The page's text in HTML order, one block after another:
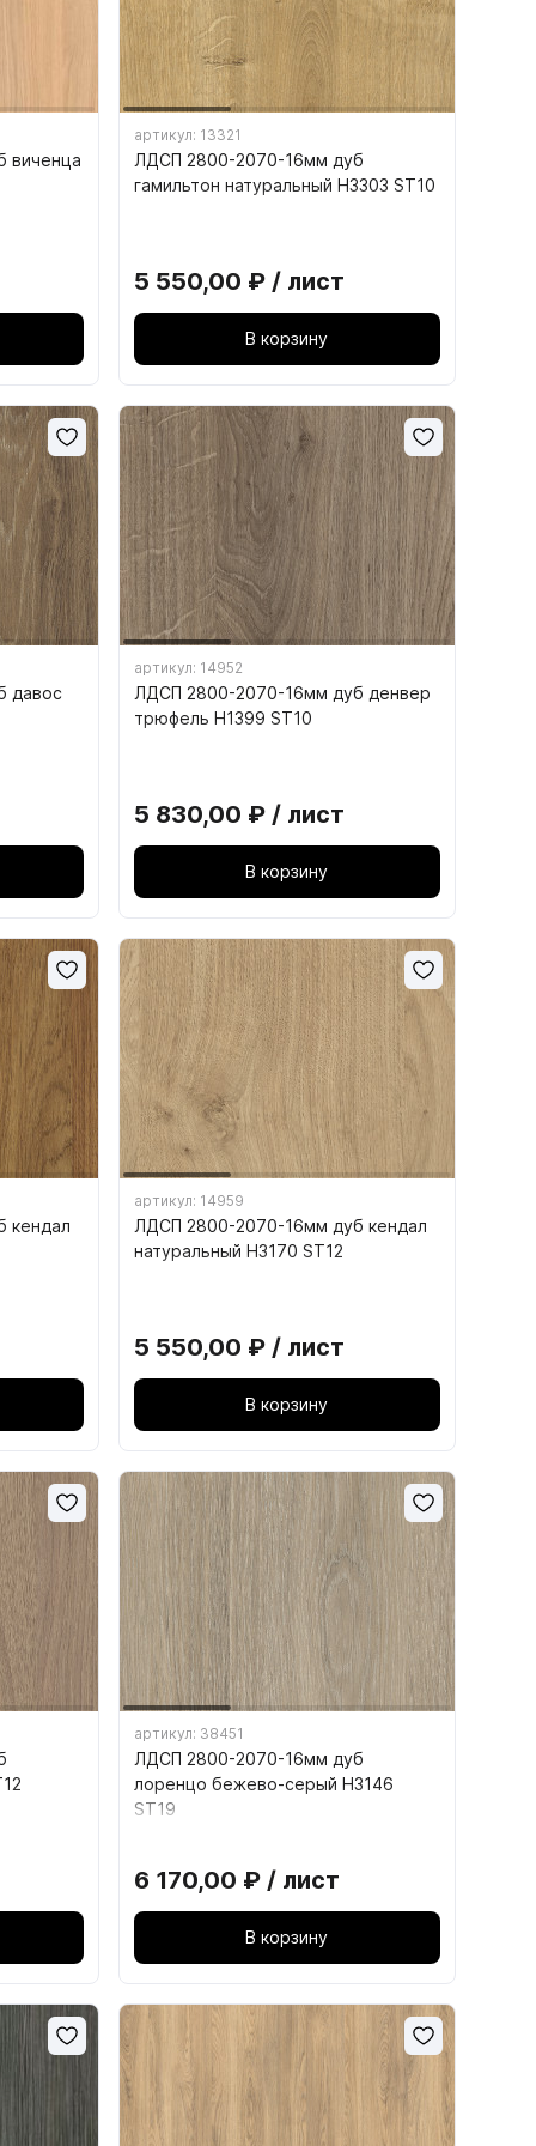
ДСП
Панели AGT
Панели AGT Supramat двусторонние
Панели AGT односторонние
Шлифованная ДВП, ХДФ
9.5. Подъёмные механизмы для
складных створок
9.6. Механизмы параллельного
12. ЗАМКИ МЕБЕЛЬНЫЕ
15.1. Каркасы табуретов
15.2. Каркасы стульев
15.4. Сиденья для стульев
18. КОМПЛЕКТУЮЩИЕ ДЛЯ
ОФИСНОЙ ТЕХНИКИ
18.3. Кабель-канал
Плинтус
Уголки
Заглушки
виченца
артикул: 13321
ЛДСП 2800-2070-16мм дуб
гамильтон натуральный H3303 ST10
5 550,00 ₽ / лист
В корзину
давос
артикул: 14952
ЛДСП 2800-2070-16мм дуб денвер
трюфель H1399 ST10
5 830,00 ₽ / лист
В корзину
кендал
артикул: 14959
ЛДСП 2800-2070-16мм дуб кендал
натуральный H3170 ST12
5 550,00 ₽ / лист
В корзину
артикул: 38451
ЛДСП 2800-2070-16мм дуб
лоренцо бежево-серый H3146
ST19
6 170,00 ₽ / лист
В корзину